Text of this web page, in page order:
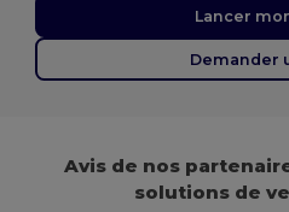
Lancer
Demander
Avis de nos
solutions de